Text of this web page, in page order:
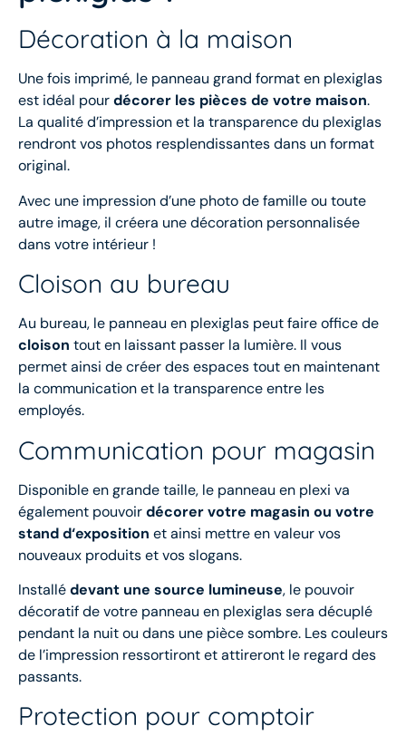
Décoration à la maison
Une fois imprimé, le panneau grand format en plexiglas
est idéal pourdécorer les pièces de votre maison.
La qualité d’impression et la transparence du plexiglas
rendront vos photos resplendissantes dans un format
original.
Avec une impression d’une photo de famille ou toute
autre image, il créera une décoration personnalisée
dans votre intérieur !
Cloison au bureau
Au bureau, le panneau en plexiglas peut faire office de
cloison tout en laissant passer la lumière. Il vous
permet ainsi de créer des espaces tout en maintenant
la communication et la transparence entre les
employés.
Communication pour magasin
Disponible en grande taille, le panneau en plexi va
également pouvoirdécorer votre magasin ou votre
stand d‘exposition et ainsi mettre en valeur vos
nouveaux produits et vos slogans.
Installédevant une source lumineuse, le pouvoir
décoratif de votre panneau en plexiglas sera décuplé
pendant la nuit ou dans une pièce sombre. Les couleurs
de l’impression ressortiront et attireront le regard des
passants.
Protection pour comptoir